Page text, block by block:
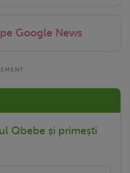
Google News
Qbebe și primești